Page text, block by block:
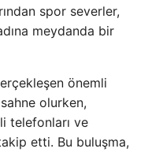
spor severler,
meydanda bir
önemli
olurken,
telefonları ve
etti. Bu buluşma,